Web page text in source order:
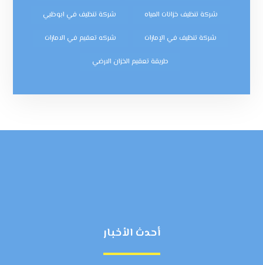
شركة تنظيف خزانات المياه شركة تنظيف في ابوظبي
شركة تنظيف في الإمارات شركه تعقيم في الامارات
طريقة تعقيم الخزان الارضي
أحدث الأخبار